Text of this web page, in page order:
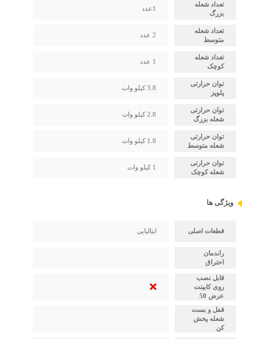
تعداد شعله
بزرگ
1عدد
تعداد شعله
متوسط
2 عدد
تعداد شعله
کوچک
1 عدد
توان حرارتی
پلوپز
3.8 کیلو وات
توان حرارتی
شعله بزرگ
2.8 کیلو وات
توان حرارتی
شعله متوسط
1.8 کیلو وات
توان حرارتی
شعله کوچک
1 کیلو وات
ویژگی ها
قطعات اصلی ایتالیایی
راندمان
احتراق
قابل نصب
روی کابینت
عرض 50
قفل و بست
شعله پخش
کن